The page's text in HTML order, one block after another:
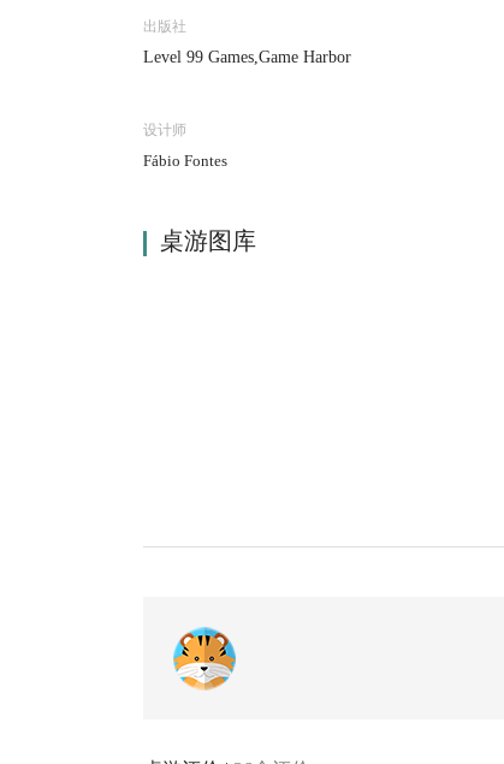
出版社
Level 99 Games,Game Harbor
设计师
Fábio Fontes
桌游图库